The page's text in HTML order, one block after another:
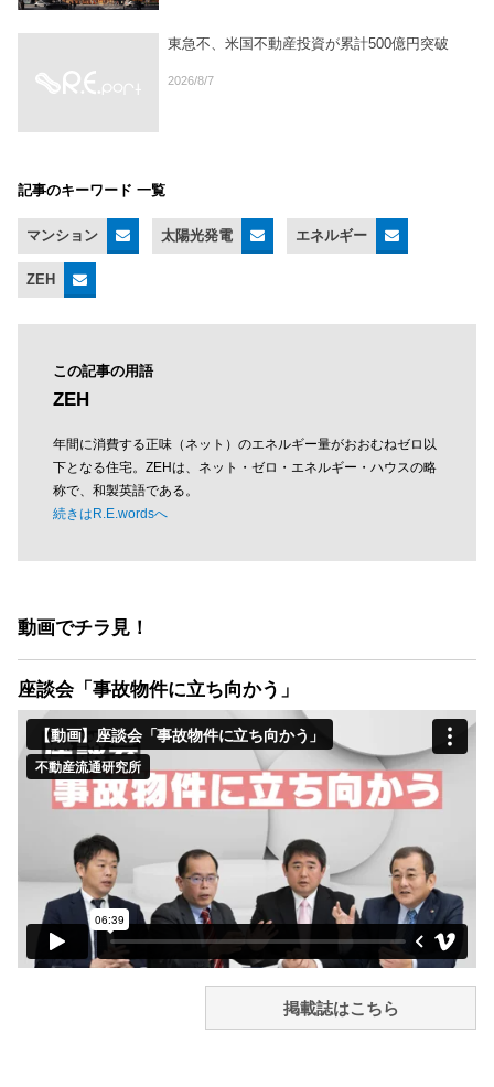
東急不、米国不動産投資が累計500億円突破
2026/8/7
記事のキーワード 一覧
マンション 太陽光発電 エネルギー
ZEH
この記事の用語
ZEH
年間に消費する正味（ネット）のエネルギー量がおおむねゼロ以
下となる住宅。ZEHは、ネット・ゼロ・エネルギー・ハウスの略
称で、和製英語である。
続きはR.E.wordsへ
動画でチラ見！
座談会「事故物件に立ち向かう」
掲載誌はこちら